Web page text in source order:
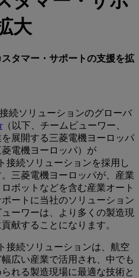
大
タマー・サポートの支援を拡
続ソリューションのグローバ
（以下、チームビューワー、
展開する三菱電機ヨーロッパ
電機ヨーロッパ）が
接続ソリューションを採用し
三菱電機ヨーロッパが、産業
ボットなどを含む産業オート
ートに当社のソリューション
ーワーは、より多くの製造現
献することになります。
接続ソリューションは、航空
広い産業で活用され、中でも
れる製造現場に最適な技術と